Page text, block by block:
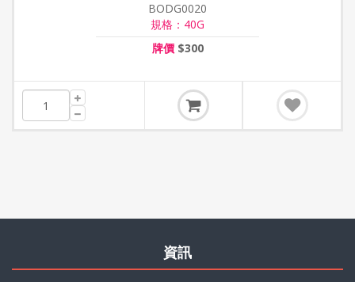
BODG0020
規格：40G
牌價$300
資訊